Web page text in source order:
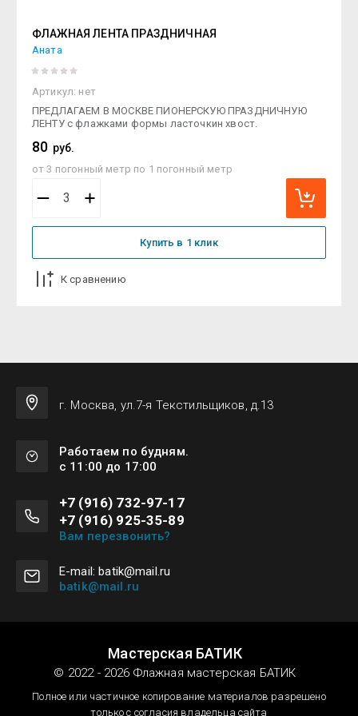
ФЛАЖНАЯ ЛЕНТА ПРАЗДНИЧНАЯ
Аната
Артикул: нет
ПРЕДЛАГАЕМ В МОСКВЕ ПИОНЕРСКУЮ ПРАЗДНИЧНУЮ
ЛЕНТУ с флажками формы ласточкин хвост.
80 руб.
от 3 погонный метр по 1 погонный метр
Купить в 1 клик
К сравнению
г. Москва, ул.7-я Текстильщиков, д.13
Работаем по будням.
с 11:00 до 17:00
+7 (916) 732-97-17
+7 (916) 925-35-89
Вам перезвонить?
Е-mail: batik@mail.ru
batik@mail.ru
Мастерская БАТИК
© 2022 - 2026 Флажная мастерская БАТИК
Полное или частичное копирование материалов разрешено
только с согласия владельца сайта